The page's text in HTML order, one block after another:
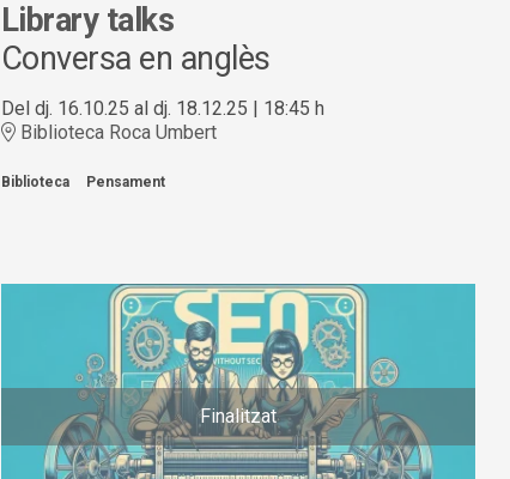
Library talks
Conversa en anglès
Del dj. 16.10.25 al dj. 18.12.25
18:45 h
Biblioteca Roca Umbert
Biblioteca Pensament
Finalitzat